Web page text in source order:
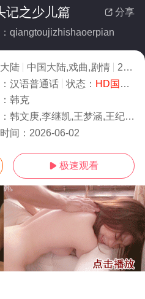
 分享
记之少儿篇
qiangtoujizhishaoerpian
陆 中国大陆,戏曲,剧情
2025
汉语普通话 状态： HD国语/高清
韩克
韩文庚,李继凯,王梦涵,王纪营,孙若馨,王光昊
间： 2026-06-02
 极速观看